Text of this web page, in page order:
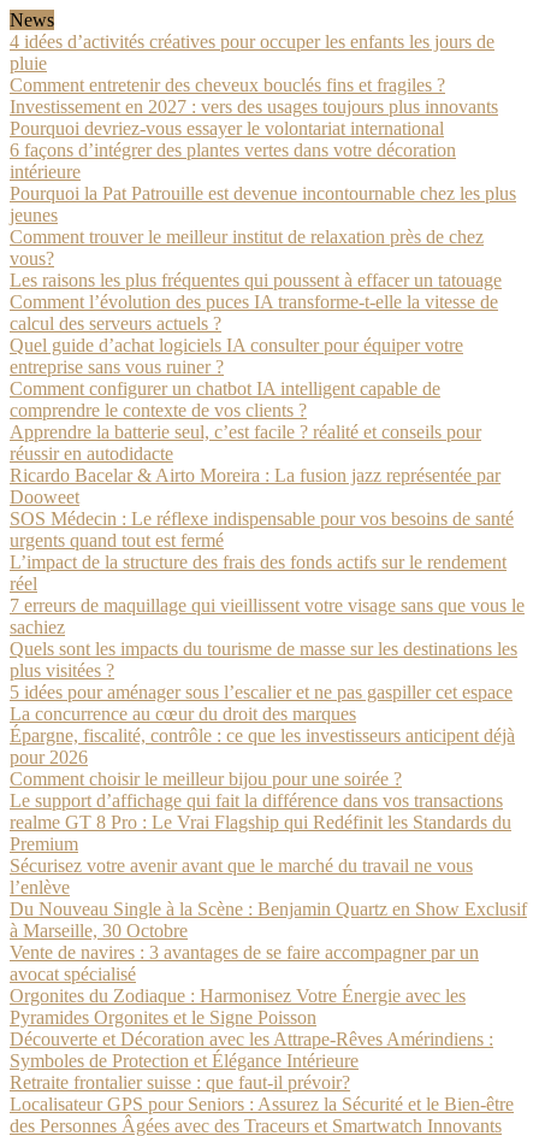
News
4 idées d’activités créatives pour occuper les enfants les jours de
pluie
Comment entretenir des cheveux bouclés fins et fragiles ?
Investissement en 2027 : vers des usages toujours plus innovants
Pourquoi devriez-vous essayer le volontariat international
6 façons d’intégrer des plantes vertes dans votre décoration
intérieure
Pourquoi la Pat Patrouille est devenue incontournable chez les plus
jeunes
Comment trouver le meilleur institut de relaxation près de chez
vous?
Les raisons les plus fréquentes qui poussent à effacer un tatouage
Comment l’évolution des puces IA transforme-t-elle la vitesse de
calcul des serveurs actuels ?
Quel guide d’achat logiciels IA consulter pour équiper votre
entreprise sans vous ruiner ?
Comment configurer un chatbot IA intelligent capable de
comprendre le contexte de vos clients ?
Apprendre la batterie seul, c’est facile ? réalité et conseils pour
réussir en autodidacte
Ricardo Bacelar & Airto Moreira : La fusion jazz représentée par
Dooweet
SOS Médecin : Le réflexe indispensable pour vos besoins de santé
urgents quand tout est fermé
L’impact de la structure des frais des fonds actifs sur le rendement
réel
7 erreurs de maquillage qui vieillissent votre visage sans que vous le
sachiez
Quels sont les impacts du tourisme de masse sur les destinations les
plus visitées ?
5 idées pour aménager sous l’escalier et ne pas gaspiller cet espace
La concurrence au cœur du droit des marques
Épargne, fiscalité, contrôle : ce que les investisseurs anticipent déjà
pour 2026
Comment choisir le meilleur bijou pour une soirée ?
Le support d’affichage qui fait la différence dans vos transactions
realme GT 8 Pro : Le Vrai Flagship qui Redéfinit les Standards du
Premium
Sécurisez votre avenir avant que le marché du travail ne vous
l’enlève
Du Nouveau Single à la Scène : Benjamin Quartz en Show Exclusif
à Marseille, 30 Octobre
Vente de navires : 3 avantages de se faire accompagner par un
avocat spécialisé
Orgonites du Zodiaque : Harmonisez Votre Énergie avec les
Pyramides Orgonites et le Signe Poisson
Découverte et Décoration avec les Attrape-Rêves Amérindiens :
Symboles de Protection et Élégance Intérieure
Retraite frontalier suisse : que faut-il prévoir?
Localisateur GPS pour Seniors : Assurez la Sécurité et le Bien-être
des Personnes Âgées avec des Traceurs et Smartwatch Innovants